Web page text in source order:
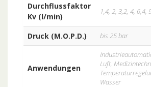
Durchflussfaktor
Kv (l/min)
1,4, 2, 3,2, 4, 6,4,
Druck (M.O.P.D.) bis 25 bar
Anwendungen
Luft,
Wasser